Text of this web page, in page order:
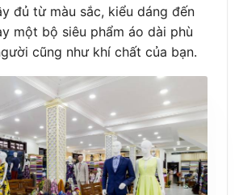
đủ từ màu sắc, kiểu dáng đến
một bộ siêu phẩm áo dài phù
cũng như khí chất của bạn.